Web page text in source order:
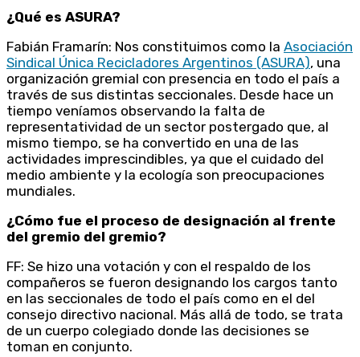
¿Qué es ASURA?
Fabián Framarín: Nos constituimos como la Asociación
Sindical Única Recicladores Argentinos (ASURA), una
organización gremial con presencia en todo el país a
través de sus distintas seccionales. Desde hace un
tiempo veníamos observando la falta de
representatividad de un sector postergado que, al
mismo tiempo, se ha convertido en una de las
actividades imprescindibles, ya que el cuidado del
medio ambiente y la ecología son preocupaciones
mundiales.
¿Cómo fue el proceso de designación al frente
del gremio del gremio?
FF: Se hizo una votación y con el respaldo de los
compañeros se fueron designando los cargos tanto
en las seccionales de todo el país como en el del
consejo directivo nacional. Más allá de todo, se trata
de un cuerpo colegiado donde las decisiones se
toman en conjunto.